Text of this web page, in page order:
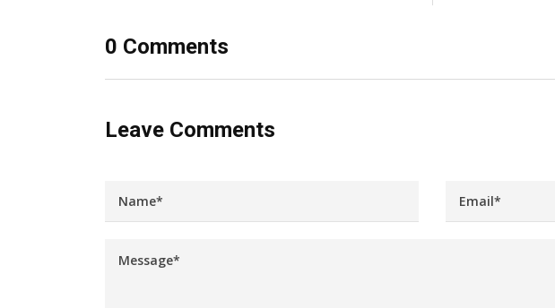
0 Comments
Leave Comments